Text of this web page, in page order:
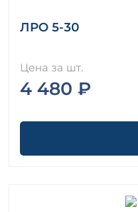
ЛРО 5-30
Цена за шт.
4 480 ₽